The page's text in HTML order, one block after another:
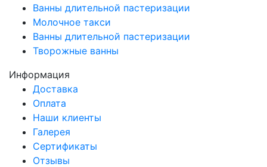
Ванны длительной пастеризации
Молочное такси
Ванны длительной пастеризации
Творожные ванны
Информация
Доставка
Оплата
Наши клиенты
Галерея
Сертификаты
Отзывы